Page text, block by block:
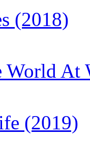
(2018)
At
(2019)